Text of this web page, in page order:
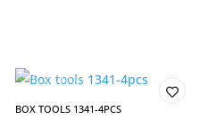
BOX TOOLS 1341-4PCS